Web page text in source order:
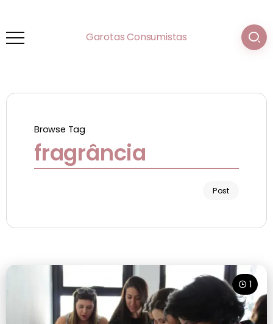
Garotas Consumistas
Browse Tag
fragrância
Post
1